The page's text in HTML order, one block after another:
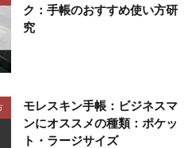
ク：手帳のおすすめ使い方研
究
モレスキン手帳：ビジネスマ
ンにオススメの種類：ポケッ
ト・ラージサイズ